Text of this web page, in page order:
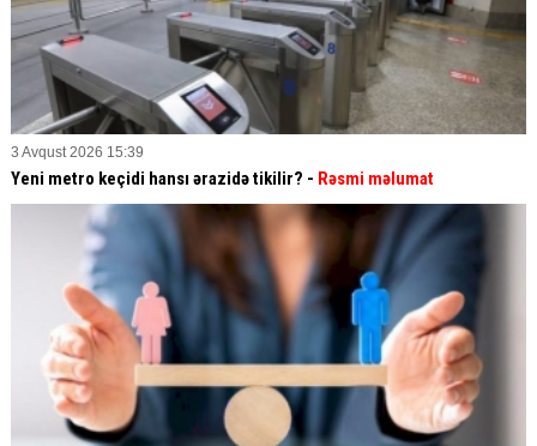
3 Avqust 2026 15:39
Yeni metro keçidi hansı ərazidə tikilir? - Rəsmi məlumat